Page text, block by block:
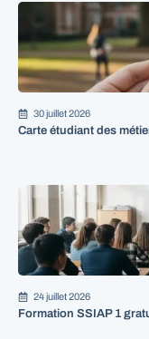
30 juillet 2026
Carte étudiant des
24 juillet 2026
Formation SSIAP 1